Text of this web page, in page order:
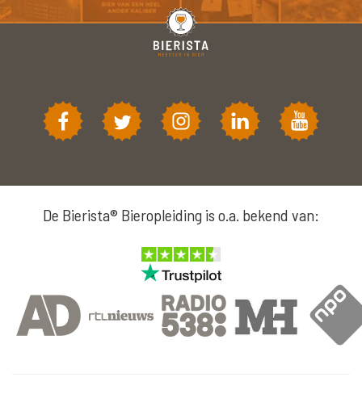
De Bierista® Bieropleiding is o.a. bekend van: